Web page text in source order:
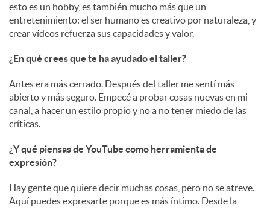
esto es un hobby, es también mucho más que un
entretenimiento: el ser humano es creativo por naturaleza, y
crear vídeos refuerza sus capacidades y valor.
¿En qué crees que te ha ayudado el taller?
Antes era más cerrado. Después del taller me sentí más
abierto y más seguro. Empecé a probar cosas nuevas en mi
canal, a hacer un estilo propio y no a no tener miedo de las
críticas.
¿Y qué piensas de YouTube como herramienta de
expresión?
Hay gente que quiere decir muchas cosas, pero no se atreve.
Aquí puedes expresarte porque es más íntimo. Desde la